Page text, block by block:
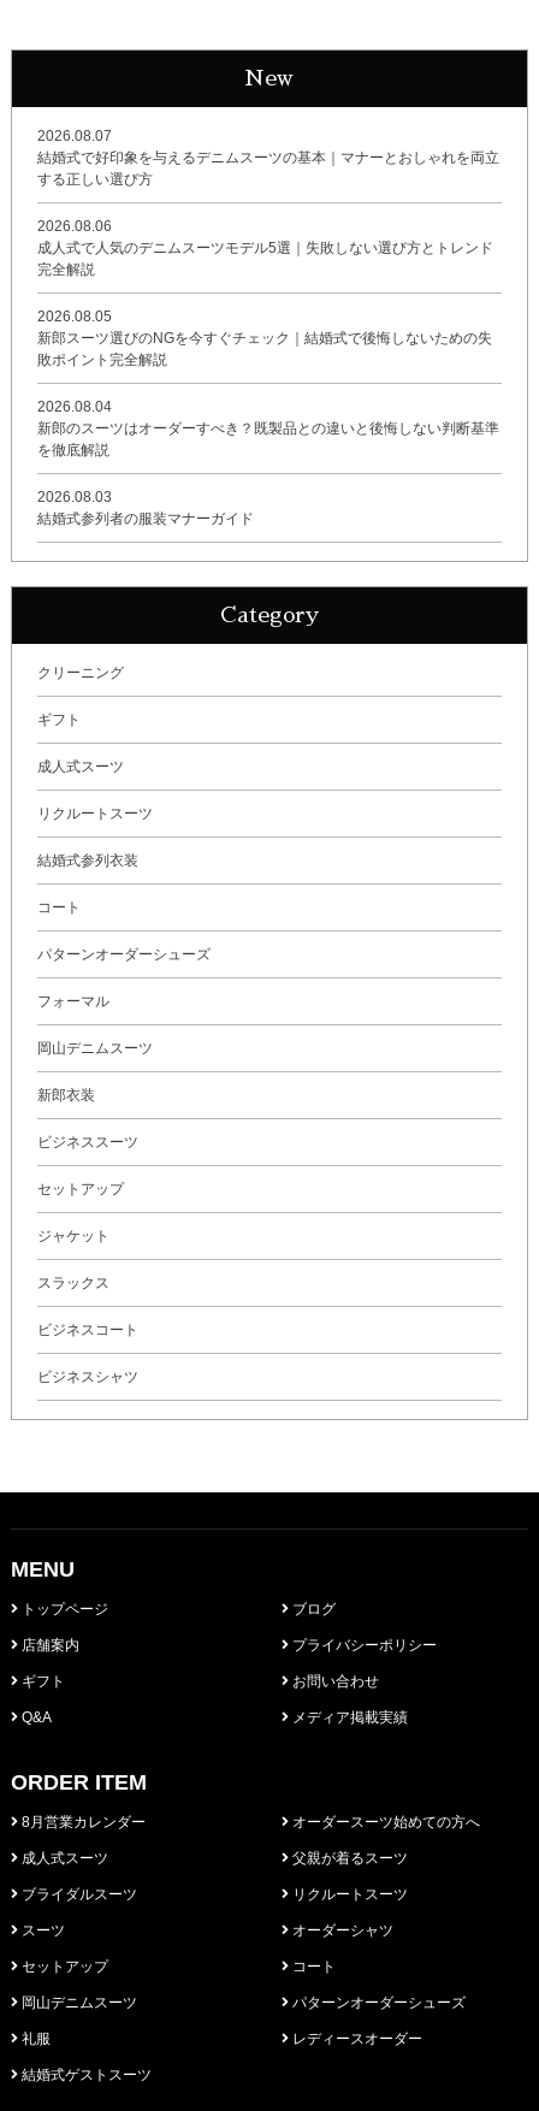
New
2026.08.07
結婚式で好印象を与えるデニムスーツの基本｜マナーとおしゃれを両立
する正しい選び方
2026.08.06
成人式で人気のデニムスーツモデル5選｜失敗しない選び方とトレンド
完全解説
2026.08.05
新郎スーツ選びのNGを今すぐチェック｜結婚式で後悔しないための失
敗ポイント完全解説
2026.08.04
新郎のスーツはオーダーすべき？既製品との違いと後悔しない判断基準
を徹底解説
2026.08.03
結婚式参列者の服装マナーガイド
Category
クリーニング
ギフト
成人式スーツ
リクルートスーツ
結婚式参列衣装
コート
パターンオーダーシューズ
フォーマル
岡山デニムスーツ
新郎衣装
ビジネススーツ
セットアップ
ジャケット
スラックス
ビジネスコート
ビジネスシャツ
MENU
トップページ
店舗案内
ギフト
Q&A
ブログ
プライバシーポリシー
お問い合わせ
メディア掲載実績
ORDER ITEM
8月営業カレンダー
成人式スーツ
ブライダルスーツ
スーツ
セットアップ
岡山デニムスーツ
礼服
結婚式ゲストスーツ
オーダースーツ始めての方へ
父親が着るスーツ
リクルートスーツ
オーダーシャツ
コート
パターンオーダーシューズ
レディースオーダー